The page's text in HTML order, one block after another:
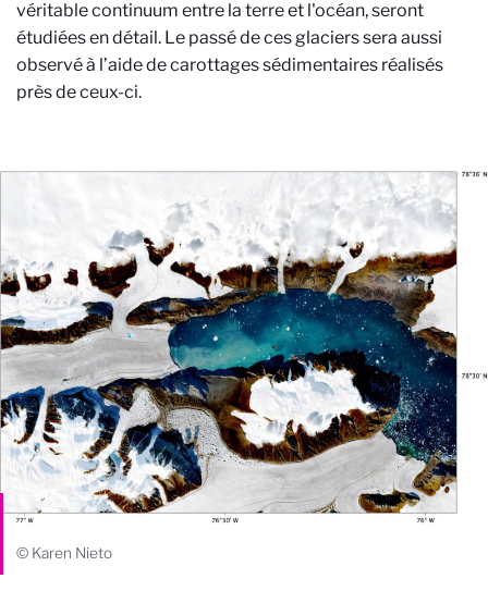
véritable continuum entre la terre et l'océan, seront
étudiées en détail. Le passé de ces glaciers sera aussi
observé à l’aide de carottages sédimentaires réalisés
près de ceux-ci.
© Karen Nieto